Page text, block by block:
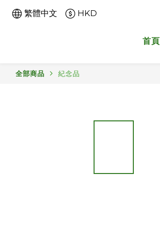
繁體中文 HKD
首頁
全部商品 紀念品